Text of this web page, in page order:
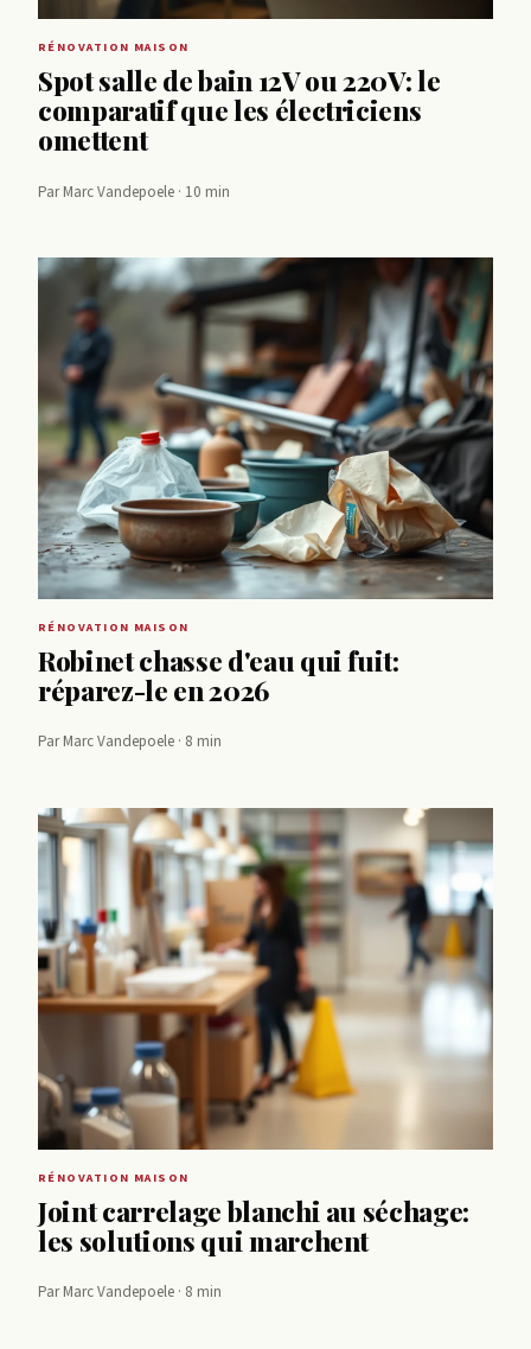
RÉNOVATION MAISON
Spot salle de bain 12V ou 220V: le
comparatif que les électriciens
omettent
Par Marc Vandepoele · 10 min
RÉNOVATION MAISON
Robinet chasse d'eau qui fuit:
réparez-le en 2026
Par Marc Vandepoele · 8 min
RÉNOVATION MAISON
Joint carrelage blanchi au séchage:
les solutions qui marchent
Par Marc Vandepoele · 8 min